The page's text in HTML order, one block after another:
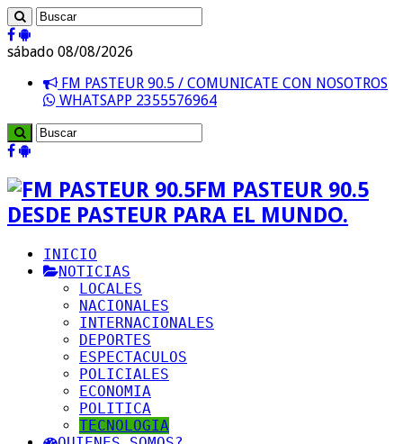
sábado 08/08/2026
FM PASTEUR 90.5 / COMUNICATE CON NOSOTROS
WHATSAPP 2355576964
FM PASTEUR 90.5
DESDE PASTEUR PARA EL MUNDO.
INICIO
NOTICIAS
LOCALES
NACIONALES
INTERNACIONALES
DEPORTES
ESPECTACULOS
POLICIALES
ECONOMIA
POLITICA
TECNOLOGIA